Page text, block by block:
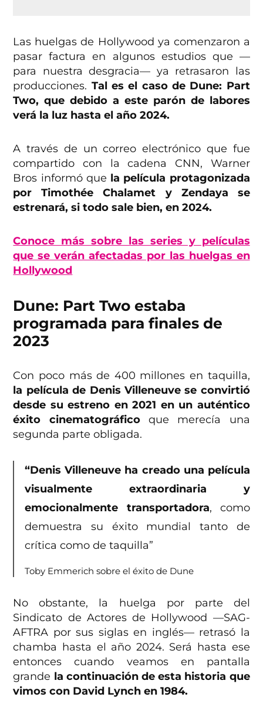
Las huelgas de Hollywood ya comenzaron a
pasar factura en algunos estudios que —
para nuestra desgracia— ya retrasaron las
producciones. Tal es el caso de Dune: Part
Two, que debido a este parón de labores
verá la luz hasta el año 2024.
A través de un correo electrónico que fue
compartido con la cadena CNN, Warner
Bros informó que la película protagonizada
por Timothée Chalamet y Zendaya se
estrenará, si todo sale bien, en 2024.
Conoce más sobre las series y películas
que se verán afectadas por las huelgas en
Hollywood
Dune: Part Two estaba
programada para finales de
2023
Con poco más de 400 millones en taquilla,
la película de Denis Villeneuve se convirtió
desde su estreno en 2021 en un auténtico
éxito cinematográficoque merecía una
segunda parte obligada.
“Denis Villeneuve ha creado una película
visualmente extraordinaria y
emocionalmente transportadora, como
demuestra su éxito mundial tanto de
crítica como de taquilla”
Toby Emmerich sobre el éxito de Dune
No obstante, la huelga por parte del
Sindicato de Actores de Hollywood —SAG-
AFTRA por sus siglas en inglés— retrasó la
chamba hasta el año 2024. Será hasta ese
entonces cuando veamos en pantalla
grande la continuación de esta historia que
vimos con David Lynch en 1984.